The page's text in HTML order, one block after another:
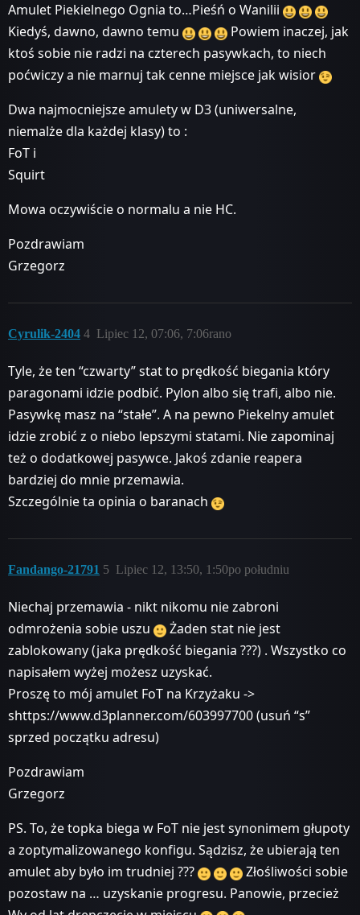
Amulet Piekielnego Ognia to…Pieśń o Wanilii
Kiedyś, dawno, dawno temu
Powiem inaczej, jak
ktoś sobie nie radzi na czterech pasywkach, to niech
poćwiczy a nie marnuj tak cenne miejsce jak wisior
Dwa najmocniejsze amulety w D3 (uniwersalne,
niemalże dla każdej klasy) to :
FoT i
Squirt
Mowa oczywiście o normalu a nie HC.
Pozdrawiam
Grzegorz
Cyrulik-2404 Lipiec 12, 07:06, 7:06rano
4
Tyle, że ten “czwarty” stat to prędkość biegania który
paragonami idzie podbić. Pylon albo się trafi, albo nie.
Pasywkę masz na “stałe”. A na pewno Piekelny amulet
idzie zrobić z o niebo lepszymi statami. Nie zapominaj
też o dodatkowej pasywce. Jakoś zdanie reapera
bardziej do mnie przemawia.
Szczególnie ta opinia o baranach
Fandango-21791 Lipiec 12, 13:50, 1:50po południu
5
Niechaj przemawia - nikt nikomu nie zabroni
odmrożenia sobie uszu
Żaden stat nie jest
zablokowany (jaka prędkość biegania ???) . Wszystko co
napisałem wyżej możesz uzyskać.
Proszę to mój amulet FoT na Krzyżaku ->
shttps://www.d3planner.com/603997700 (usuń “s”
sprzed początku adresu)
Pozdrawiam
Grzegorz
PS. To, że topka biega w FoT nie jest synonimem głupoty
a zoptymalizowanego konfigu. Sądzisz, że ubierają ten
amulet aby było im trudniej ???
Złośliwości sobie
pozostaw na … uzyskanie progresu. Panowie, przecież